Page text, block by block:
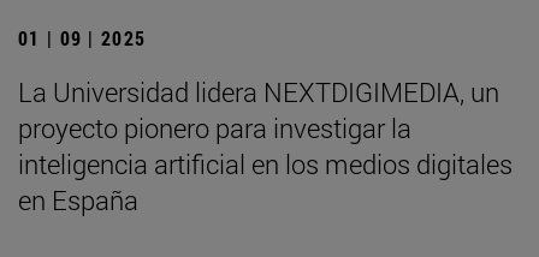
01 | 09 | 2025
La Universidad lidera NEXTDIGIMEDIA, un
proyecto pionero para investigar la
inteligencia artificial en los medios digitales
en España